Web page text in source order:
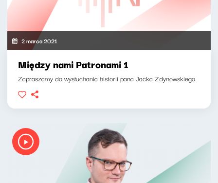
2 marca 2021
Między nami Patronami 1
Zapraszamy do wysłuchania historii pana Jacka Zdynowskiego.